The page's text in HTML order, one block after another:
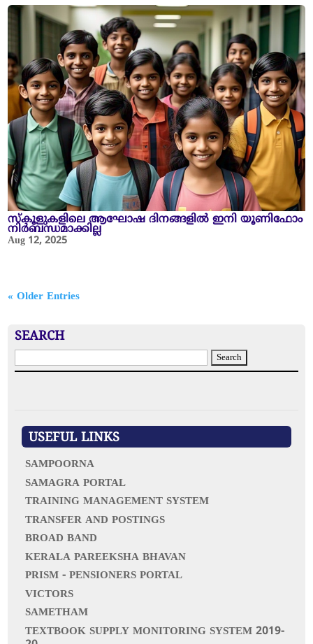
സ്‌കൂളുകളിലെ ആഘോഷ ദിനങ്ങളിൽ ഇനി യൂണിഫോം
നിർബന്ധമാക്കില്ല
Aug 12, 2025
« Older Entries
SEARCH
e
USEFUL LINKS
SAMPOORNA
SAMAGRA PORTAL
TRAINING MANAGEMENT SYSTEM
TRANSFER AND POSTINGS
BROAD BAND
KERALA PAREEKSHA BHAVAN
PRISM - PENSIONERS PORTAL
VICTORS
SAMETHAM
TEXTBOOK SUPPLY MONITORING SYSTEM 2019-